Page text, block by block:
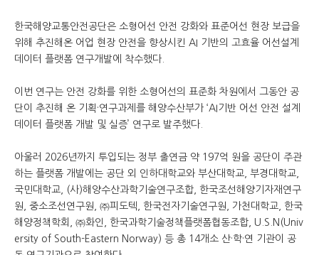
한국해양교통안전공단은 소형어선 안전 강화와 표준어선 현장 보급을
위해 추진해온 어업 현장 안전을 향상시킨 AI 기반의 고효율 어선설계
데이터 플랫폼 연구개발에 착수했다.
이번 연구는 안전 강화를 위한 소형어선의 표준화 차원에서 그동안 공
단이 추진해 온 기획·연구과제를 해양수산부가 ‘AI기반 어선 안전 설계
데이터 플랫폼 개발 및 실증’ 연구로 발주했다.
아울러 2026년까지 투입되는 정부 출연금 약 197억 원을 공단이 주관
하는 플랫폼 개발에는 공단 외 인하대학교와 부산대학교, 부경대학교,
국민대학교, (사)해양수산과학기술연구조합, 한국조선해양기자재연구
원, 중소조선연구원, ㈜피도텍, 한국전자기술연구원, 가천대학교, 한국
해양정책학회, ㈜화인, 한국과학기술정책플랫폼협동조합, U.S.N(Univ
ersity of South-Eastern Norway) 등 총 14개소 산·학·연 기관이 공